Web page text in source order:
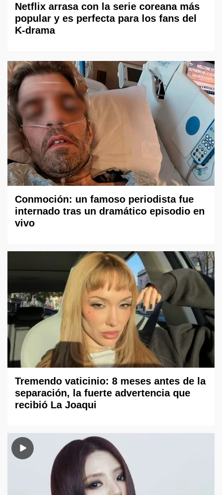
Netflix arrasa con la serie coreana más
popular y es perfecta para los fans del
K-drama
Conmoción: un famoso periodista fue
internado tras un dramático episodio en
vivo
Tremendo vaticinio: 8 meses antes de la
separación, la fuerte advertencia que
recibió La Joaqui